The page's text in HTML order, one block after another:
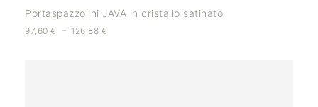
Portaspazzolini JAVA in cristallo satinato
97,60 € - 126,88 €